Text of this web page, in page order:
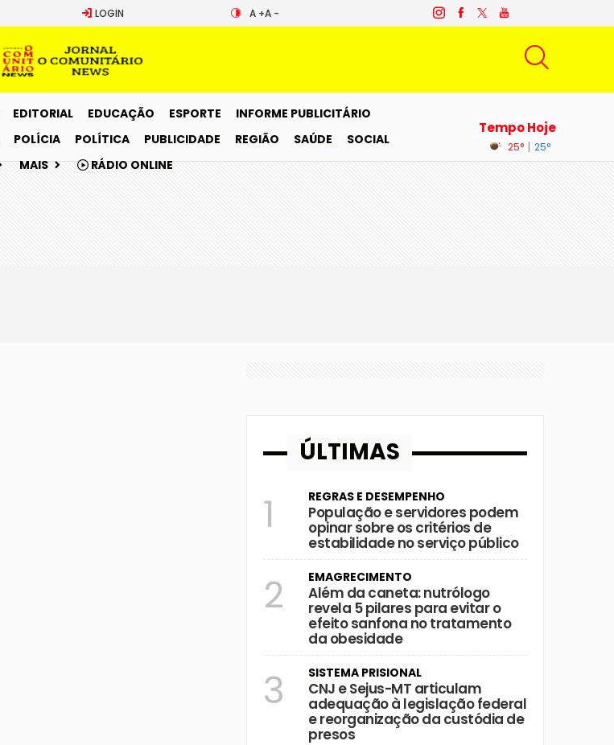
LOGIN A +A -
EDITORIAL EDUCAÇÃO ESPORTE
INFORME PUBLICITÁRIO
POLÍCIA POLÍTICA PUBLICIDADE REGIÃO SAÚDE
SOCIAL
MAIS RÁDIO ONLINE
Tempo Hoje
25° | 25°
ÚLTIMAS
1 REGRAS E DESEMPENHO
População e servidores podem
opinar sobre os critérios de
estabilidade no serviço público
2 EMAGRECIMENTO
Além da caneta: nutrólogo
revela 5 pilares para evitar o
efeito sanfona no tratamento
da obesidade
3 SISTEMA PRISIONAL
CNJ e Sejus-MT articulam
adequação à legislação federal
e reorganização da custódia de
presos